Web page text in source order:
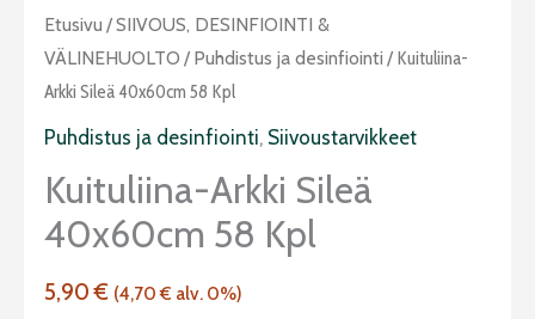
Etusivu /SIIVOUS, DESINFIOINTI &
VÄLINEHUOLTO / Puhdistus ja desinfiointi / Kuituliina-
Arkki Sileä 40x60cm 58 Kpl
Puhdistus ja desinfiointi, Siivoustarvikkeet
Kuituliina-Arkki Sileä
40x60cm 58 Kpl
5,90€ (4,70€ alv. 0%)
Kuituliina-
arkki
sileä
40x60cm
kpl
määrä